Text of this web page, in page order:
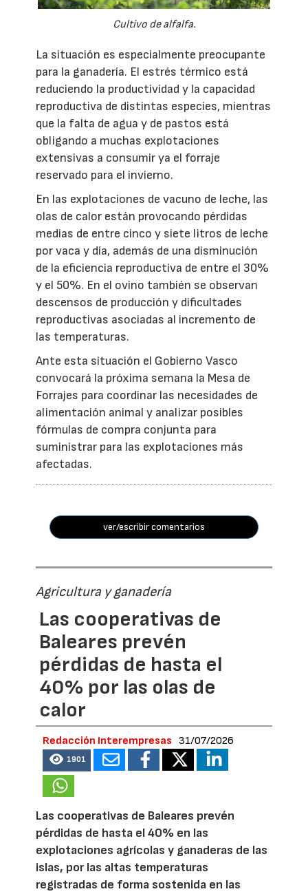
Cultivo de alfalfa.
La situación es especialmente preocupante
para la ganadería. El estrés térmico está
reduciendo la productividad y la capacidad
reproductiva de distintas especies, mientras
que la falta de agua y de pastos está
obligando a muchas explotaciones
extensivas a consumir ya el forraje
reservado para el invierno.
En las explotaciones de vacuno de leche, las
olas de calor están provocando pérdidas
medias de entre cinco y siete litros de leche
por vaca y día, además de una disminución
de la eficiencia reproductiva de entre el 30%
y el 50%. En el ovino también se observan
descensos de producción y dificultades
reproductivas asociadas al incremento de
las temperaturas.
Ante esta situación el Gobierno Vasco
convocará la próxima semana la Mesa de
Forrajes para coordinar las necesidades de
alimentación animal y analizar posibles
fórmulas de compra conjunta para
suministrar para las explotaciones más
afectadas.
ver/escribir comentarios
Agricultura y ganadería
Las cooperativas de
Baleares prevén
pérdidas de hasta el
40% por las olas de
calor
Redacción Interempresas 31/07/2026
1901
Las cooperativas de Baleares prevén
pérdidas de hasta el 40% en las
explotaciones agrícolas y ganaderas de las
islas, por las altas temperaturas
registradas de forma sostenida en las